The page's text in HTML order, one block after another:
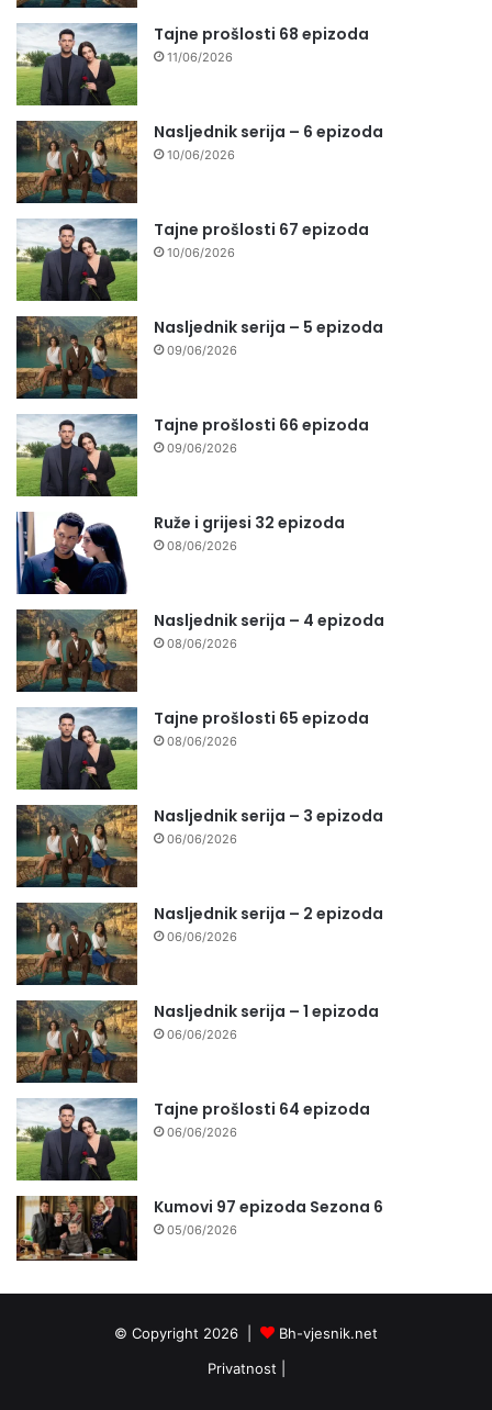
Tajne prošlosti 68 epizoda
11/06/2026
Nasljednik serija – 6 epizoda
10/06/2026
Tajne prošlosti 67 epizoda
10/06/2026
Nasljednik serija – 5 epizoda
09/06/2026
Tajne prošlosti 66 epizoda
09/06/2026
Ruže i grijesi 32 epizoda
08/06/2026
Nasljednik serija – 4 epizoda
08/06/2026
Tajne prošlosti 65 epizoda
08/06/2026
Nasljednik serija – 3 epizoda
06/06/2026
Nasljednik serija – 2 epizoda
06/06/2026
Nasljednik serija – 1 epizoda
06/06/2026
Tajne prošlosti 64 epizoda
06/06/2026
Kumovi 97 epizoda Sezona 6
05/06/2026
© Copyright 2026 |
Bh-vjesnik.net
Privatnost